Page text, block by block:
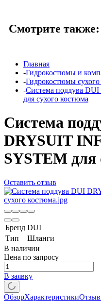
Смотрите также:
Главная
-Гидрокостюмы и
-Гидрокостюмы сухого
-Система поддува
для сухого костюма
Система
DRYSUIT
SYSTEM для
Оставить отзыв
Бренд DUI
Тип
Шланги
В наличии
Цена по запросу
В заявку
ОбзорХарактеристики